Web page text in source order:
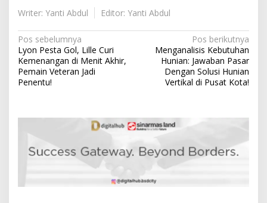
Writer: Yanti Abdul
Editor: Yanti Abdul
N
a
v
i
o
Pos sebelumnya
Lyon Pesta Gol, Lille Curi
Kemenangan di Menit Akhir,
Pemain Veteran Jadi
Penentu!
Pos berikutnya
Menganalisis Kebutuhan
Hunian: Jawaban Pasar
Dengan Solusi Hunian
Vertikal di Pusat Kota!